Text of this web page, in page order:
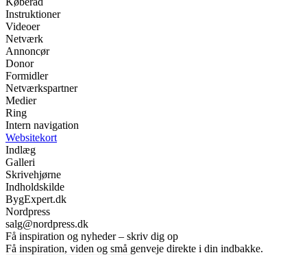
Instruktioner
Videoer
Netværk
Annoncør
Donor
Formidler
Netværkspartner
Medier
Ring
Intern navigation
Websitekort
Indlæg
Galleri
Skrivehjørne
Indholdskilde
BygExpert.dk
Nordpress
salg@nordpress.dk
Få inspiration og nyheder – skriv dig op
Få inspiration, viden og små genveje direkte i din indbakke.